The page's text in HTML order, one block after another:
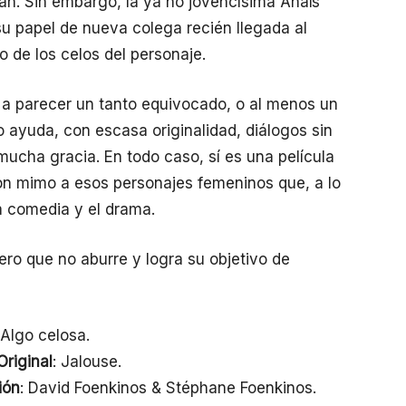
papel de nueva colega recién llegada al
de los celos del personaje.
parecer un tanto equivocado, o al menos un
con escasa originalidad, diálogos sin
gracia. En todo caso, sí es una película
mimo a esos personajes femeninos que, a lo
y el drama.
que no aburre y logra su objetivo de
celosa.
: Jalouse.
: David Foenkinos & Stéphane Foenkinos.